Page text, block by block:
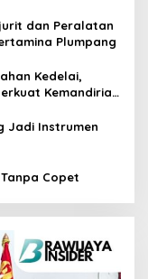
dan Peralatan
Plumpang
Kedelai,
Kemandirian
Jadi Instrumen
Copet